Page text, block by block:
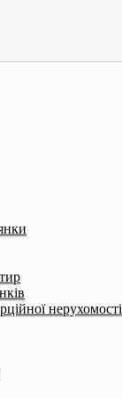
нерухомості